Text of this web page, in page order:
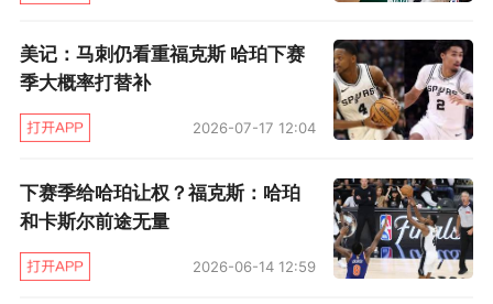
个回合顶到了大腿，提前退出比赛。
值得一提的是，马刺后卫福克斯还在因脚踝高位
美记：马刺仍看重福克斯 哈珀下赛
季大概率打替补
2026-07-17 12:04
下赛季给哈珀让权？福克斯：哈珀
和卡斯尔前途无量
2026-06-14 12:59